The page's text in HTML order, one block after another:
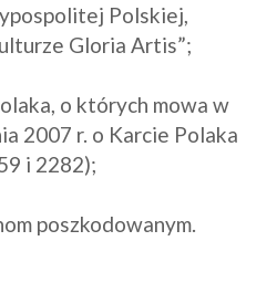
Polskiej,
Gloria Artis”;
o których mowa w
2007 r. o Karcie Polaka
i 2282);
poszkodowanym.